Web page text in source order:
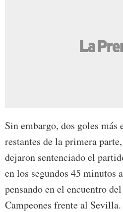
Sin embargo, dos goles más
restantes de la primera
dejaron sentenciado el
en los segundos 45 minutos
pensando en el encuentro
Campeones frente al Sevilla.